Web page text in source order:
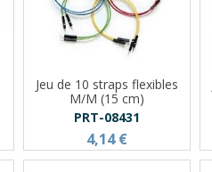
Jeu de 10 straps flexibles
M/M (15 cm)
PRT-08431
4,14 €